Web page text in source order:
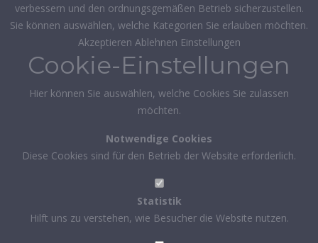
verbessern und den ordnungsgemäßen Betrieb sicherzustellen.
Sie können auswählen, welche Kategorien Sie erlauben möchten.
Akzeptieren Ablehnen Einstellungen
Cookie-Einstellungen
Hier können Sie auswählen, welche Cookies Sie zulassen
möchten.
Notwendige Cookies
Diese Cookies sind für den Betrieb der Website erforderlich.
Statistik
Hilft uns zu verstehen, wie Besucher die Website nutzen.